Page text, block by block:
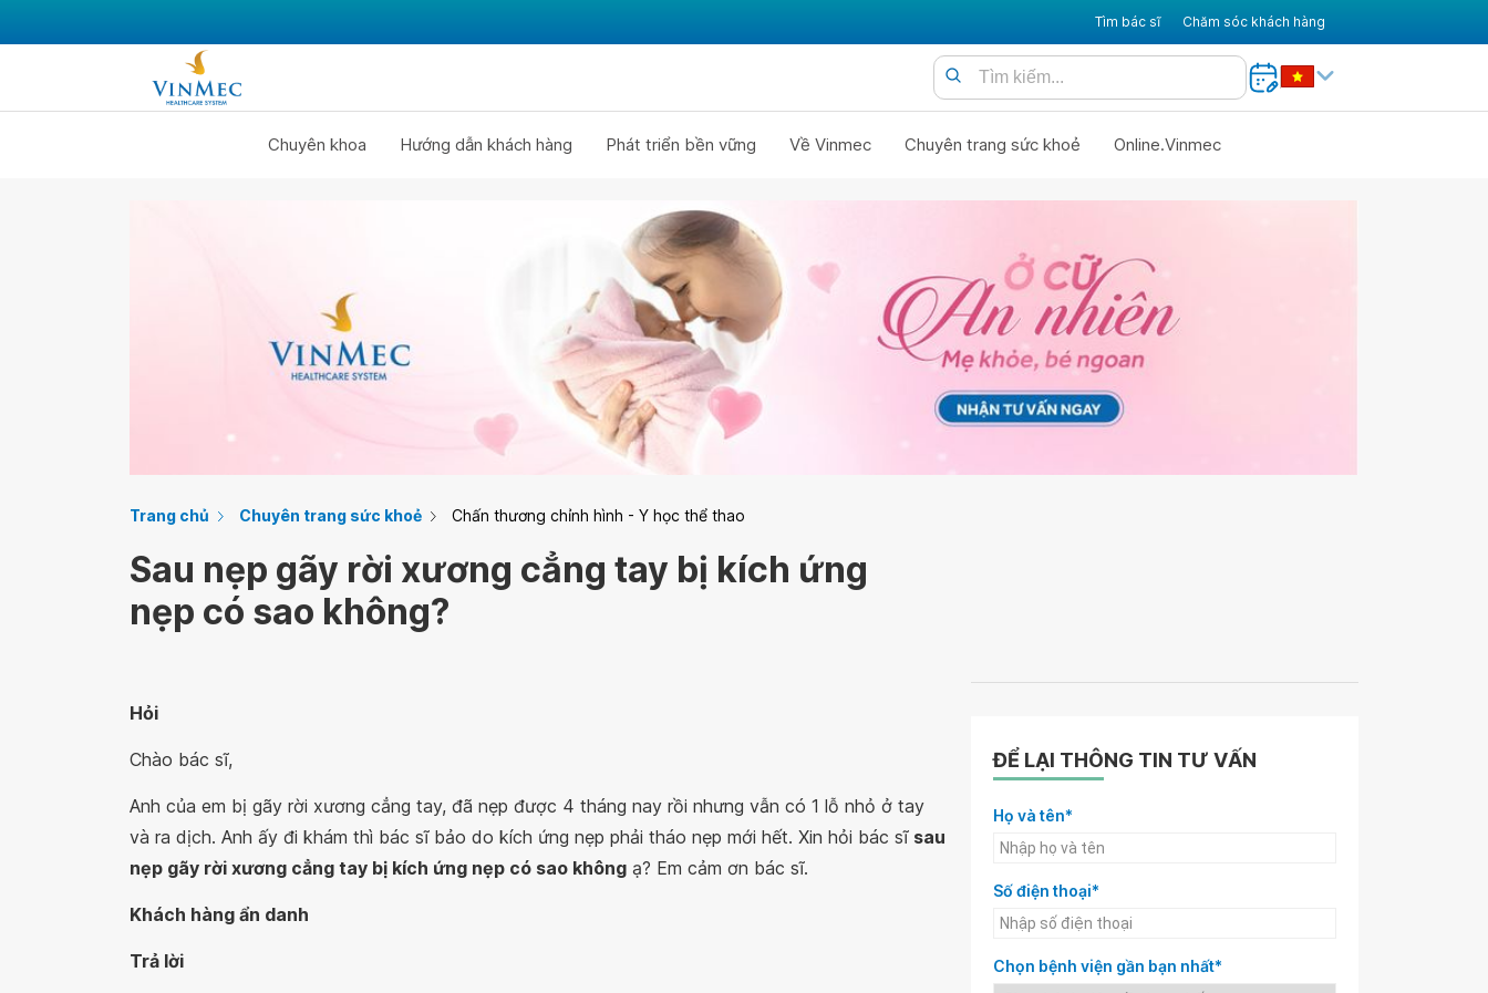
Tìm bác sĩ Chăm sóc khách hàng
Chuyên khoa Hướng dẫn khách hàng Phát triển bền vững Về Vinmec Chuyên trang sức khoẻ Online.Vinmec
Trang chủ Chuyên trang sức khoẻ Chấn thương chỉnh hình - Y học thể thao
Sau nẹp gãy rời xương cẳng tay bị kích ứng
nẹp có sao không?
Hỏi
Chào bác sĩ,
Anh của em bị gãy rời xương cẳng tay, đã nẹp được 4 tháng nay rồi nhưng vẫn có 1 lỗ nhỏ ở tay
và ra dịch. Anh ấy đi khám thì bác sĩ bảo do kích ứng nẹp phải tháo nẹp mới hết. Xin hỏi bác sĩ sau
nẹp gãy rời xương cẳng tay bị kích ứng nẹp có sao không ạ? Em cảm ơn bác sĩ.
Khách hàng ẩn danh
Trả lời
ĐỂ LẠI THÔNG TIN TƯ VẤN
Họ và tên*
Số điện thoại*
Chọn bệnh viện gần bạn nhất*